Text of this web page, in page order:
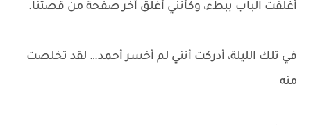
أغلقت الباب ببطء، وكأنني أغلق آخر صفحة من قصتنا.
في تلك الليلة، أدركت أنني لم أخسر أحمد… لقد تخلصت
منه